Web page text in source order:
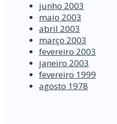
junho 2003
maio 2003
abril 2003
março 2003
fevereiro 2003
janeiro 2003
fevereiro 1999
agosto 1978